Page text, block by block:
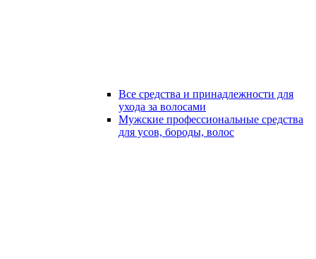
Все средства и принадлежности для
ухода за волосами
Мужские профессиональные средства
для усов, бороды, волос